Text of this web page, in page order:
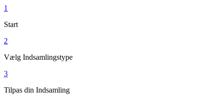
1
Start
2
Vælg Indsamlingstype
3
Tilpas din Indsamling